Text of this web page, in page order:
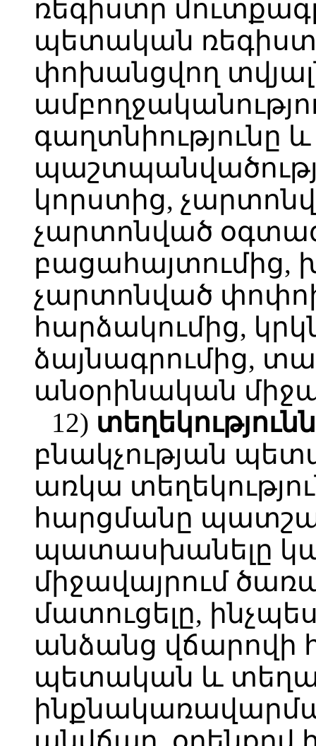
ռեգիստր
պետական
փոխանցվող
գաղտնիությունը և
կորստից,
չարտոնված
բացահայտումից,
չարտոնված
հարձակումից,
ձայնագրումից,
անօրինական
12)
բնակչության
առկա
հարցմանը
պատասխանելը
միջավայրում
մատուցելը,
անձանց վճարովի
պետական և